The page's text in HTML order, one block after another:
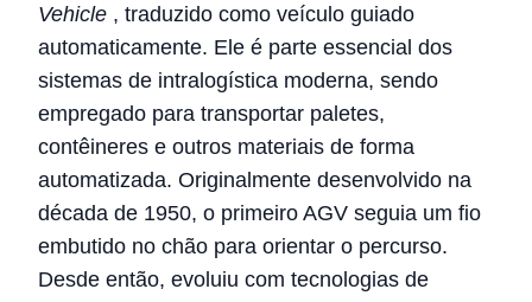
Vehicle , traduzido como veículo guiado
automaticamente. Ele é parte essencial dos
sistemas de intralogística moderna, sendo
empregado para transportar paletes,
contêineres e outros materiais de forma
automatizada. Originalmente desenvolvido na
década de 1950, o primeiro AGV seguia um fio
embutido no chão para orientar o percurso.
Desde então, evoluiu com tecnologias de